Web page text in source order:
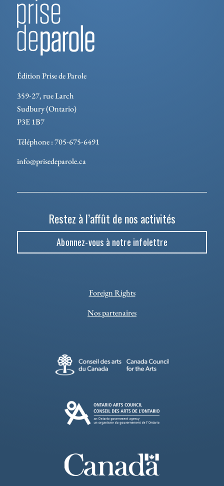
Édition Prise de Parole
359-27, rue Larch
Sudbury (Ontario)
P3E 1B7
Téléphone : 705-675-6491
info@prisedeparole.ca
Restez à l’affût de nos activités
Abonnez-vous à notre infolettre
Foreign Rights
Nos partenaires